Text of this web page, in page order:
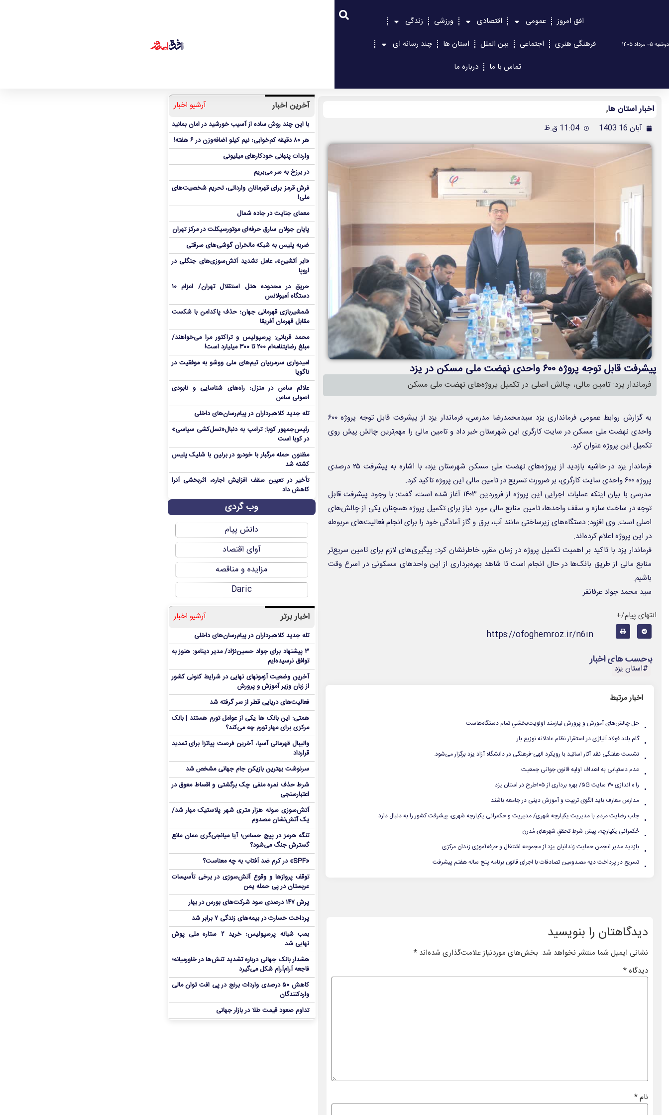
دوشنبه ۰۵ مرداد ۱۴۰۵
افق امروز عمومی اقتصادی ورزشی
زندگی
فرهنگی هنری
اجتماعی بین الملل استان ها
چند رسانه ای
تماس با ما
درباره ما
اخبار استان ها,
آبان 16 1403 11:04 ق.ظ
پیشرفت قابل توجه پروژه ۶۰۰ واحدی نهضت ملی مسکن در یزد
فرماندار یزد: تامین مالی، چالش اصلی در تکمیل پروژه‌های نهضت ملی مسکن
به گزارش روابط عمومی فرمانداری یزد سیدمحمدرضا مدرسی، فرماندار یزد از پیشرفت قابل توجه پروژه ۶۰۰
واحدی نهضت ملی مسکن در سایت کارگری این شهرستان خبر داد و تامین مالی را مهم‌ترین چالش پیش روی
تکمیل این پروژه عنوان کرد.
فرماندار یزد در حاشیه بازدید از پروژه‌های نهضت ملی مسکن شهرستان یزد، با اشاره به پیشرفت ۲۵ درصدی
پروژه ۶۰۰ واحدی سایت کارگری، بر ضرورت تسریع در تامین مالی این پروژه تاکید کرد.
مدرسی با بیان اینکه عملیات اجرایی این پروژه از فروردین ۱۴۰۳ آغاز شده است، گفت: با وجود پیشرفت قابل
توجه در ساخت سازه و سقف واحدها، تامین منابع مالی مورد نیاز برای تکمیل پروژه همچنان یکی از چالش‌های
اصلی است. وی افزود: دستگاه‌های زیرساختی مانند آب، برق و گاز آمادگی خود را برای انجام فعالیت‌های مربوطه
در این پروژه اعلام کرده‌اند.
فرماندار یزد با تاکید بر اهمیت تکمیل پروژه در زمان مقرر، خاطرنشان کرد: پیگیری‌های لازم برای تامین سریع‌تر
منابع مالی از طریق بانک‌ها در حال انجام است تا شاهد بهره‌برداری از این واحدهای مسکونی در اسرع وقت
باشیم.
سید محمد جواد عرفانفر
انتهای پیام/+
https://ofoghemroz.ir/n6in
برچسب های اخبار
#استان یزد
اخبار مرتبط
. حل چالش‌های آموزش و پرورش نیازمند اولویت‌بخشیِ تمام دستگاه‌هاست
. گام بلند فولاد آلیاژی در استقرار نظام عادلانه توزیع بار
. نشست هفتگی نقد آثار اساتید با رویکرد الهی-فرهنگی در دانشگاه آزاد یزد برگزار می‌شود.
. عدم دستیابی به اهداف اولیه قانون جوانی جمعیت
. را ه اندازی ۳۰ سایت ۵G/ بهره برداری از ۱۰۵طرح در استان یزد
. مدارس معارف باید الگوی تربیت و آموزش دینی در جامعه باشند
. جلب رضایت مردم با مدیریت یکپارچه شهری/ مدیریت و حکمرانی یکپارچه شهری، پیشرفت کشور را به دنبال دارد
. حُکمرانی یکپارچه، پیش شرطِ تحققِ شهرهای مُدرن
. بازدید مدیر انجمن حمایت زندانیان یزد از مجموعه اشتغال و حرفه‌آموزی زندان مرکزی
. تسریع در پرداخت دیه مصدومین تصادفات با اجرای قانون برنامه پنج ساله هفتم پیشرفت
دیدگاهتان را بنویسید
نشانی ایمیل شما منتشر نخواهد شد. بخش‌های موردنیاز علامت‌گذاری شده‌اند*
دیدگاه*
نام*
آخرین اخبار آرشیو اخبار
با این چند روش ساده از آسیب خورشید در امان بمانید
هر ۸۰ دقیقه کم‌خوابی؛ نیم کیلو اضافه‌وزن در ۶ هفته!
واردات پنهانی خودکارهای میلیونی
در برزخ به سر می‌بریم
فرش قرمز برای قهرمانان وارداتی، تحریم شخصیت‌های
ملی!
معمای جنایت در جاده شمال
پایان جولان سارق حرفه‌ای موتورسیکلت در مرکز تهران
ضربه پلیس به شبکه مالخران گوشی‌های سرقتی
«ابر آتشین»، عامل تشدید آتش‌سوزی‌های جنگلی در
اروپا
حریق در محدوده هتل استقلال تهران/ اعزام ۱۰
دستگاه آمبولانس
شمشیربازی قهرمانی جهان؛ حذف پاکدامن با شکست
مقابل قهرمان آفریقا
محمد قربانی: پرسپولیس و تراکتور مرا می‌خواهند/
مبلغ رضایتنامه‌ام ۲۰۰ تا ۳۰۰ میلیارد است!
امیدواری سرمربیان تیم‌های ملی ووشو به موفقیت در
ناگویا
علائم ساس در منزل؛ راه‌های شناسایی و نابودی
اصولی ساس
تله جدید کلاهبرداران در پیام‌رسان‌های داخلی
رئیس‌جمهور کوبا: ترامپ به دنبال«نسل‌کشی سیاسی»
در کوبا است
مظنون حمله مرگبار با خودرو در برلین با شلیک پلیس
کشته شد
تأخیر در تعیین سقف افزایش اجاره، اثربخشی آنرا
کاهش داد
وب گردی
دانش پیام
آوای اقتصاد
مزایده و مناقصه
Daric
اخبار برتر آرشیو اخبار
تله جدید کلاهبرداران در پیام‌رسان‌های داخلی
۳ پیشنهاد برای جواد حسین‌نژاد/ مدیر دینامو: هنوز به
توافق نرسیده‌ایم
آخرین وضعیت آزمونهای نهایی در شرایط کنونی کشور
از زبان وزیر آموزش و پرورش
فعالیت‌های دریایی قطر از سر گرفته شد
همتی: این بانک ها یکی از عوامل تورم هستند | بانک
مرکزی برای مهار تورم چه می‌کند؟
والیبال قهرمانی آسیا، آخرین فرصت پیاتزا برای تمدید
قرارداد
سرنوشت بهترین بازیکن جام جهانی مشخص شد
شرط حذف نمره منفی چک برگشتی و اقساط معوق در
اعتبارسنجی
آتش‌سوزی سوله هزار متری شهر پلاستیک مهار شد/
یک آتش‌نشان مصدوم
تنگه هرمز در پیچ حساس؛ آیا میانجی‌گری عمان مانع
گسترش جنگ می‌شود؟
«SPF» در کرم ضد آفتاب به چه معناست؟
توقف پروازها و وقوع آتش‌سوزی در برخی تأسیسات
عربستان در پی حمله یمن
پرش ۱۴۷ درصدی سود شرکت‌های بورس در بهار
پرداخت خسارت در بیمه‌های زندگی ۷ برابر شد
بمب شبانه پرسپولیس؛ خرید ۲ ستاره ملی پوش
نهایی شد
هشدار بانک جهانی درباره تشدید تنش‌ها در خاورمیانه؛
فاجعه آرام‌آرام شکل می‌گیرد
کاهش ۵۰ درصدی واردات برنج در پی افت توان مالی
واردکنندگان
تداوم صعود قیمت طلا در بازار جهانی